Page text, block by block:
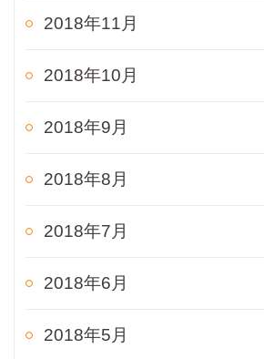
2018年11月
2018年10月
2018年9月
2018年8月
2018年7月
2018年6月
2018年5月